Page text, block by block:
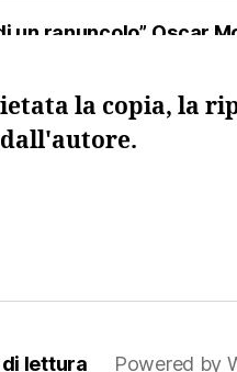
un ranuncolo”, Oscar
di lingua morta”,
la copia, la
lettura Powered by